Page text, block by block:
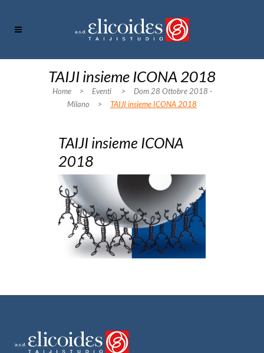
TAIJI insieme ICONA 2018
Home > Eventi >
Dom 28 Ottobre 2018 -
Milano
> TAIJI insieme ICONA 2018
TAIJI insieme ICONA
2018